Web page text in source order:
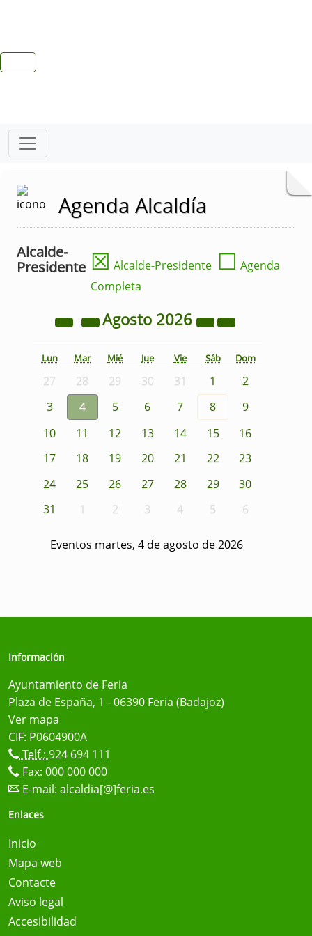
Agenda Alcaldía
Alcalde-
Presidente ☒ Alcalde-Presidente ☐ Agenda
Completa
Agosto 2026
Lun Mar Mié Jue Vie Sáb Dom
27 28 29 30 31 1
2
3
4 5 6 7 8
9
10
11 12 13 14 15
16
17
18 19 20 21 22
23
24
25 26 27 28 29
30
31
1 2 3 4 5 6
Eventos martes, 4 de agosto de 2026
Información
Ayuntamiento de Feria
Plaza de España, 1 - 06390 Feria (Badajoz)
Ver mapa
CIF: P0604900A
Telf.: 924 694 111
Fax: 000 000 000
E-mail: alcaldia[@]feria.es
Enlaces
Inicio
Mapa web
Contacte
Aviso legal
Accesibilidad